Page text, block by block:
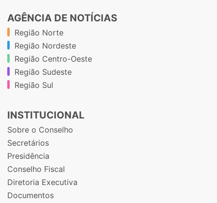
AGÊNCIA DE NOTÍCIAS
Região Norte
Região Nordeste
Região Centro-Oeste
Região Sudeste
Região Sul
INSTITUCIONAL
Sobre o Conselho
Secretários
Presidência
Conselho Fiscal
Diretoria Executiva
Documentos